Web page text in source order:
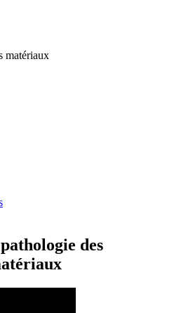
matériaux
des